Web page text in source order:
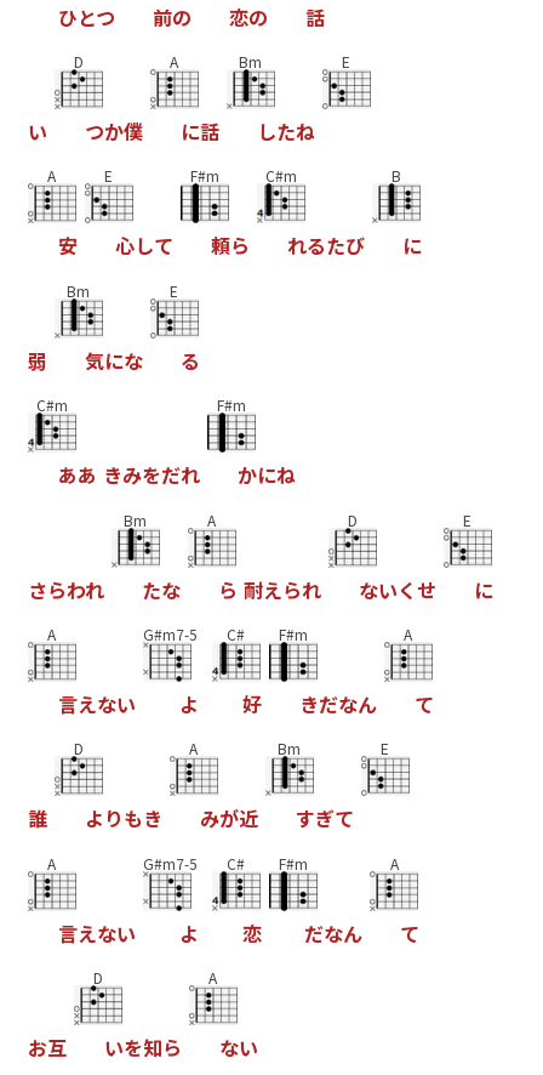
ひとつ 前の 恋の 話
い
D
つか僕
A
に話
Bm
したね
E
A
安
E
心して
F#m
頼ら
C#m
れるたび
B
に
弱
Bm
気にな
E
る
C#m
ああ きみをだれ
F#m
かにね
さらわれ
Bm
たな
A
ら 耐えられ
D
ないくせ
E
に
A
言えない
G#m7-5
よ
C#
好
F#m
きだなん
A
て
誰
D
よ りもき
A
みが近
Bm
すぎて
E
A
言えない
G#m7-5
よ
C#
恋
F#m
だなん
A
て
お互
D
いを知ら
A
ない